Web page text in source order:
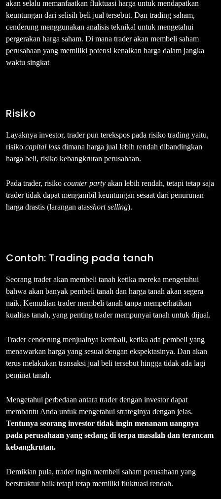
akan selalu memanfaatkan fluktuasi harga untuk mendapatkan
keuntungan dari selisih beli jual tersebut. Dan trading saham,
cenderung menggunakan analisis teknikal untuk mengetahui
pergerakan harga saham. Di mana trader akan membeli saham
perusahaan yang memiliki potensi kenaikan harga dalam jangka
waktu singkat
Risiko
Layaknya investor, trader pun terekspos pada risiko trading yaitu,
risiko capital loss dimana harga jual lebih rendah dibandingkan
harga beli, risiko kebangkrutan perusahaan.
Pada trader, risiko counter party akan lebih rendah, tetapi tetap saja
trader tidak dapat mengambil keuntungan sesaat dari penurunan
harga drastis (larangan atasshort selling).
Contoh: Trading pada tanah
Seorang trader akan membeli tanah ketika mereka mengetahui
bahwa akan banyak pembeli tanah dan harga tanah akan segera
naik. Kemudian trader membeli tanah tanpa memperhatikan
kualitas tanah, yang penting trader mempunyai tanah untuk dijual.
Trader cenderung menjualnya kembali, ketika ada pembeli yang
menawarkan harga yang sesuai dengan ekspektasinya. Dan akan
terus melakukan transaksi jual beli tersebut hingga tidak ada lagi
peminat tanah.
Mengetahui perbedaan antara trader dengan investor dapat
membantu Anda untuk mengetahui strateginya dengan jelas.
Tentunya seorang investor tidak ingin menanam uangnya
pada perusahaan yang sedang di terpa masalah dan terancam
kebangkrutan.
Demikian pula, trader ingin membeli saham perusahaan yang
berstruktur baik tetapi tetap memiliki fluktuasi rendah.